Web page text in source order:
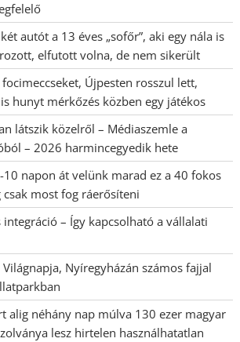
autót a 13 éves „sofőr”, aki egy nála is
elfutott volna, de nem sikerült
Újpesten rosszul lett,
hunyt mérkőzés közben egy játékos
látszik közelről – Médiaszemle a
– 2026 harmincegyedik hete
10 napon át velünk marad ez a 40 fokos
most fog ráerősíteni
– Így kapcsolható a vállalati
Nyíregyházán számos fajjal
alig néhány nap múlva 130 ezer magyar
lesz hirtelen használhatatlan